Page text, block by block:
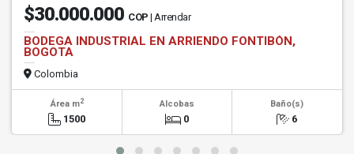
$30.000.000 COP | Arrendar
BODEGA INDUSTRIAL EN ARRIENDO FONTIBÓN,
BOGOTA
Colombia
Área m2
1500
Alcobas
0
Baño(s)
6